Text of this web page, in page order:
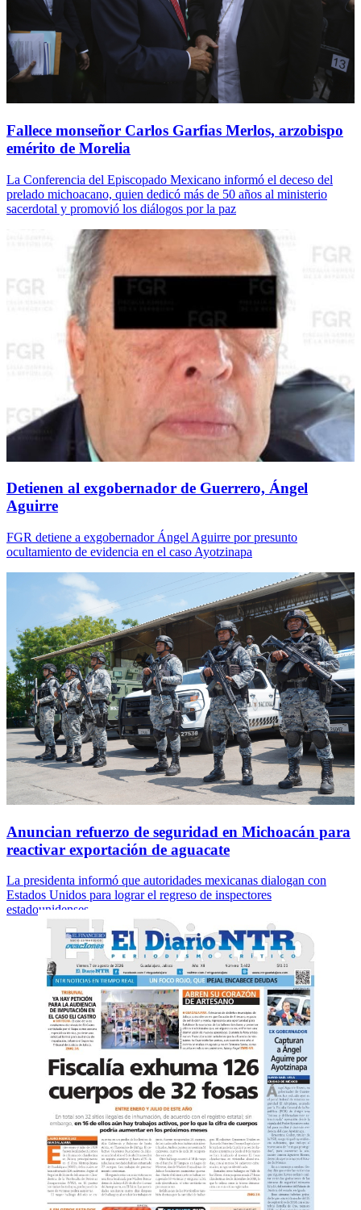
Fallece monseñor Carlos Garfias Merlos, arzobispo
emérito de Morelia
La Conferencia del Episcopado Mexicano informó el deceso del
prelado michoacano, quien dedicó más de 50 años al ministerio
sacerdotal y promovió los diálogos por la paz
Detienen al exgobernador de Guerrero, Ángel
Aguirre
FGR detiene a exgobernador Ángel Aguirre por presunto
ocultamiento de evidencia en el caso Ayotzinapa
Anuncian refuerzo de seguridad en Michoacán para
reactivar exportación de aguacate
La presidenta informó que autoridades mexicanas dialogan con
Estados Unidos para lograr el regreso de inspectores
estadounidenses